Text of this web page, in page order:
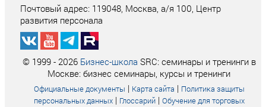
Почтовый адрес: 119048, Москва, а/я 100, Центр
развития персонала
© 1999 - 2026 Бизнес-школа SRC: семинары и тренинги в
Москве: бизнес семинары, курсы и тренинги
Официальные документы | Карта сайта | Политика защиты
персональных данных| Глоссарий| Обучение для торговых